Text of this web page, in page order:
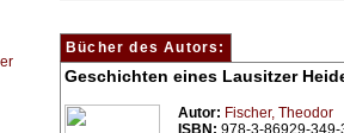
Bücher des Autors:
Geschichten eines Lausitzer
Autor: Fischer, Theodor
ISBN: 978-3-86929-349-